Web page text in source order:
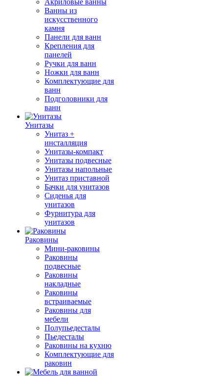
Акриловые ванны
Ванны из
искусственного
камня
Панели для ванн
Крепления для
панелей
Ручки для ванн
Ножки для ванн
Комплектующие для
ванн
Подголовники для
ванн
Унитазы
Унитаз +
инсталляция
Унитазы-компакт
Унитазы подвесные
Унитазы напольные
Унитаз приставной
Бачки для унитазов
Сиденья для
унитазов
Фурнитура для
унитазов
Раковины
Мини-раковины
Раковины
подвесные
Раковины
накладные
Раковины
встраиваемые
Раковины для
мебели
Полупьедесталы
Пьедесталы
Раковины на кухню
Комплектующие для
раковин